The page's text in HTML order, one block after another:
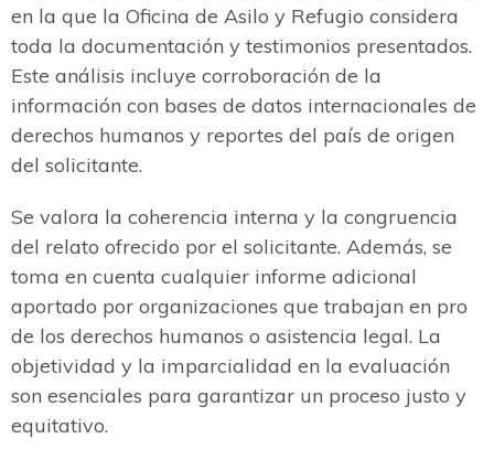
en la que la Oficina de Asilo y Refugio considera
toda la documentación y testimonios presentados.
Este análisis incluye corroboración de la
información con bases de datos internacionales de
derechos humanos y reportes del país de origen
del solicitante.
Se valora la coherencia interna y la congruencia
del relato ofrecido por el solicitante. Además, se
toma en cuenta cualquier informe adicional
aportado por organizaciones que trabajan en pro
de los derechos humanos o asistencia legal. La
objetividad y la imparcialidad en la evaluación
son esenciales para garantizar un proceso justo y
equitativo.